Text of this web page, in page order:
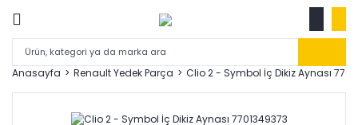
Anasayfa Renault Yedek Parça Clio 2 - Symbol İç Dikiz Aynası